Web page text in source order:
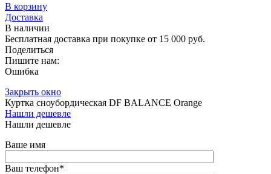
В корзину
Доставка
В наличии
Бесплатная доставка при покупке от 15 000 руб.
Поделиться
Пишите нам:
Ошибка
Закрыть окно
Куртка сноубордическая DF BALANCE Orange
Нашли дешевле
Нашли дешевле
Ваше имя
Ваш телефон*